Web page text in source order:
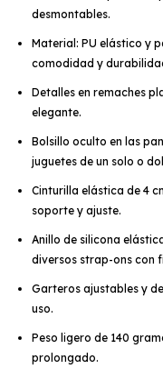
desmontables.
Material: PU elástico y
comodidad y
Detalles en remaches
elegante.
Bolsillo oculto en las
juguetes de un solo o
Cinturilla elástica de 4
soporte y ajuste.
Anillo de silicona
diversos strap-ons con
Garteros ajustables y
uso.
Peso ligero de 140
prolongado.